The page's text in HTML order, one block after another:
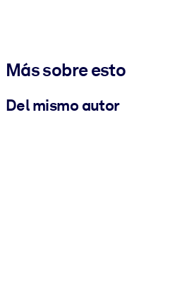
Más sobre esto
Del mismo autor